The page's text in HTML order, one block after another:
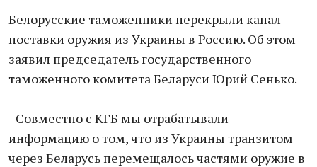
Белорусские таможенники перекрыли канал
поставки оружия из Украины в Россию. Об этом
заявил председатель государственного
таможенного комитета Беларуси Юрий Сенько.
- Совместно с КГБ мы отрабатывали
информацию о том, что из Украины транзитом
через Беларусь перемещалось частями оружие в